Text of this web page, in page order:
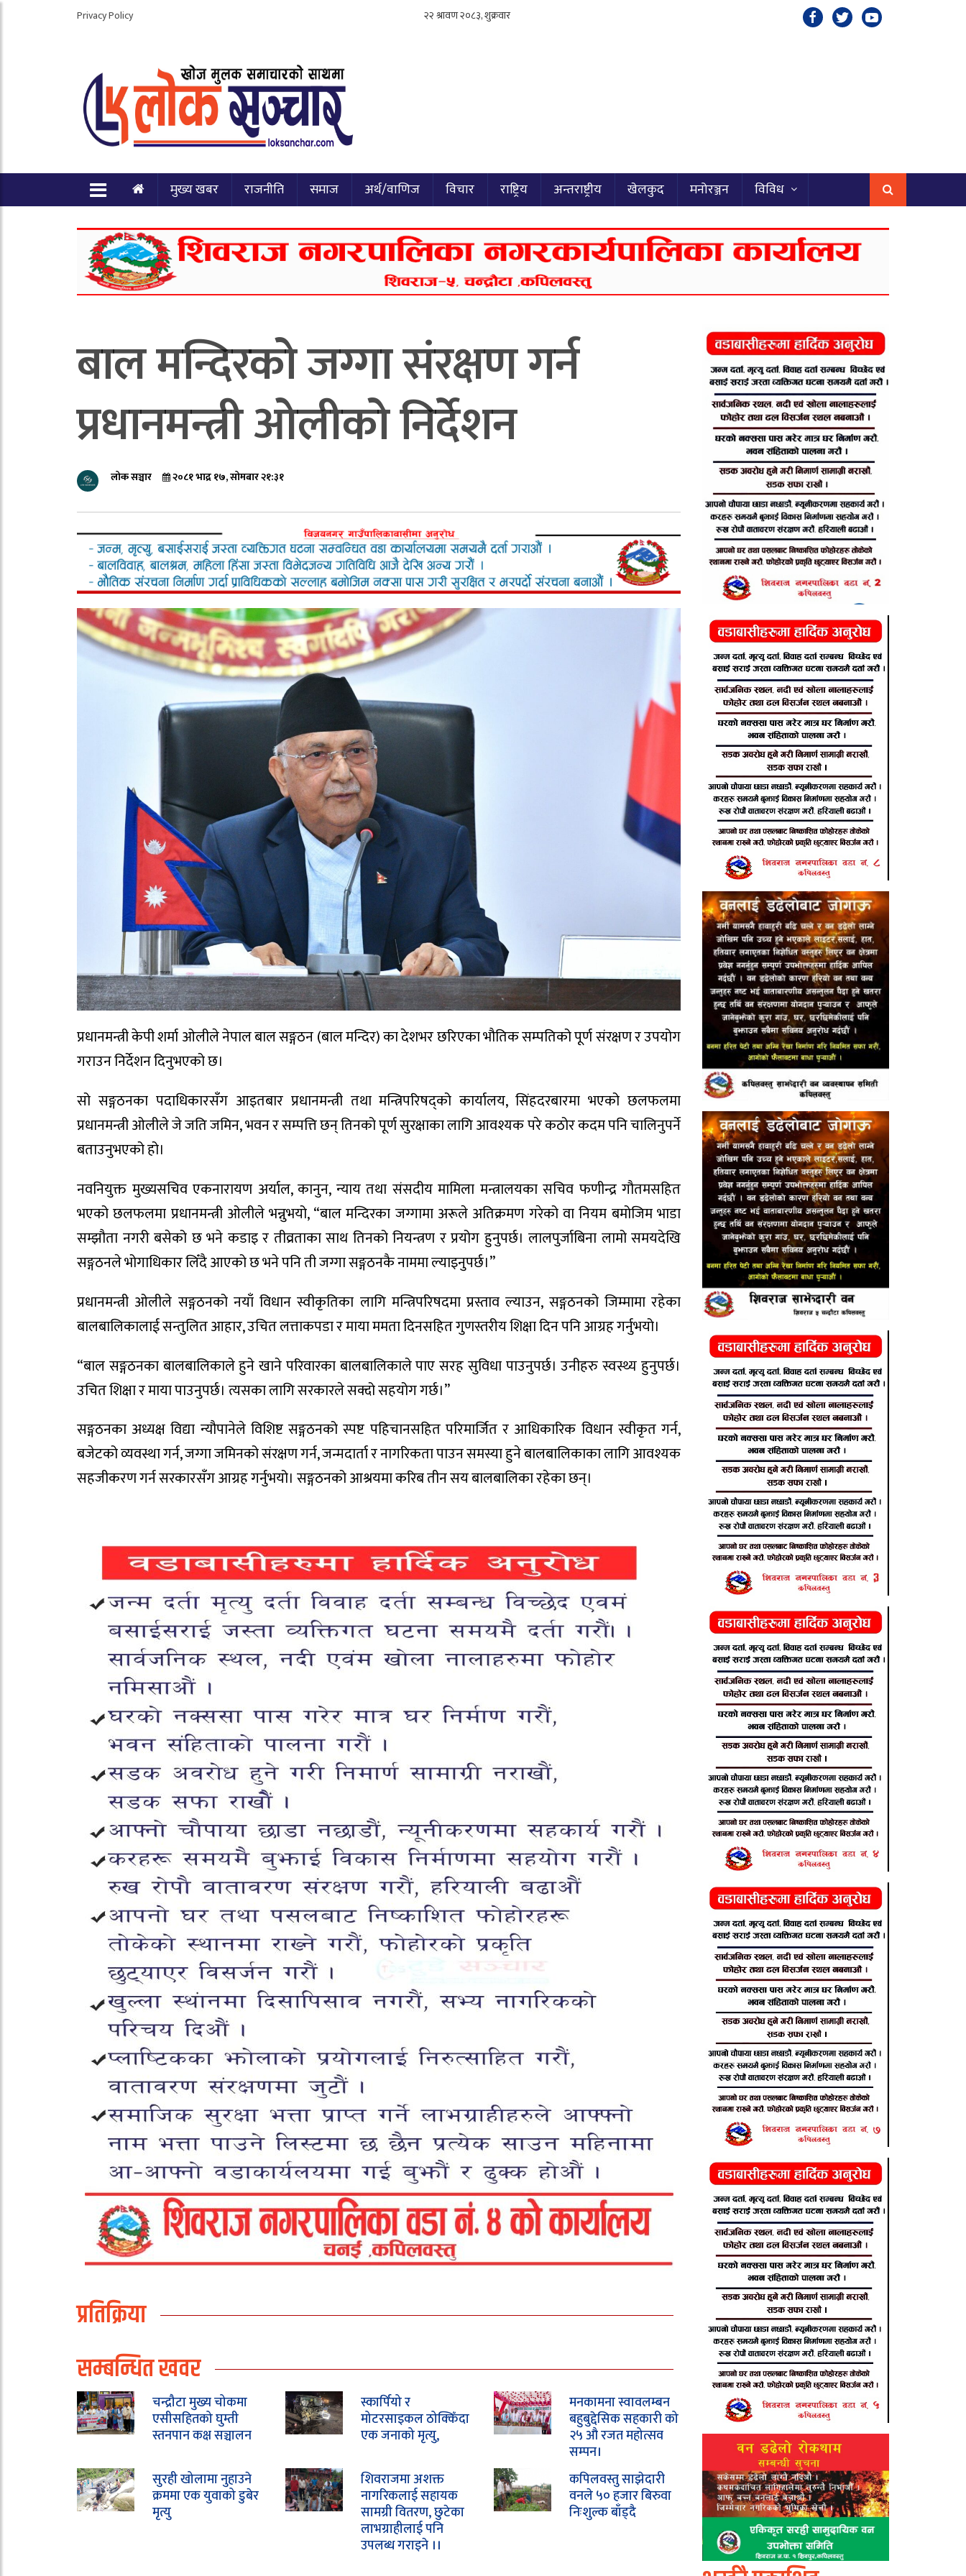
Privacy Policy
मुख्य खबर राजनीति समाज अर्थ/वाणिज विचार राष्ट्रिय अन्तराष्ट्रीय खेलकुद मनोरञ्जन विविध
बाल मन्दिरको जग्गा संरक्षण गर्न
प्रधानमन्त्री ओलीको निर्देशन
लोक सञ्चार २०८१ भाद्र १७, सोमबार २१:३१
प्रधानमन्त्री केपी शर्मा ओलीले नेपाल बाल सङ्गठन (बाल मन्दिर) का देशभर छरिएका भौतिक सम्पतिको पूर्ण संरक्षण र उपयोग
गराउन निर्देशन दिनुभएको छ।
सो सङ्गठनका पदाधिकारसँग आइतबार प्रधानमन्त्री तथा मन्त्रिपरिषद्को कार्यालय, सिंहदरबारमा भएको छलफलमा
प्रधानमन्त्री ओलीले जे जति जमिन, भवन र सम्पत्ति छन् तिनको पूर्ण सुरक्षाका लागि आवश्यक परे कठोर कदम पनि चालिनुपर्ने
बताउनुभएको हो।
नवनियुक्त मुख्यसचिव एकनारायण अर्याल, कानुन, न्याय तथा संसदीय मामिला मन्त्रालयका सचिव फणीन्द्र गौतमसहित
भएको छलफलमा प्रधानमन्त्री ओलीले भन्नुभयो, “बाल मन्दिरका जग्गामा अरूले अतिक्रमण गरेको वा नियम बमोजिम भाडा
सम्झौता नगरी बसेको छ भने कडाइ र तीव्रताका साथ तिनको नियन्त्रण र प्रयोग हुनुपर्छ। लालपुर्जाबिना लामो समयदेखि
सङ्गठनले भोगाधिकार लिँदै आएको छ भने पनि ती जग्गा सङ्गठनकै नाममा ल्याइनुपर्छ।’’
प्रधानमन्त्री ओलीले सङ्गठनको नयाँ विधान स्वीकृतिका लागि मन्त्रिपरिषदमा प्रस्ताव ल्याउन, सङ्गठनको जिम्मामा रहेका
बालबालिकालाई सन्तुलित आहार, उचित लत्ताकपडा र माया ममता दिनसहित गुणस्तरीय शिक्षा दिन पनि आग्रह गर्नुभयो।
“बाल सङ्गठनका बालबालिकाले हुने खाने परिवारका बालबालिकाले पाए सरह सुविधा पाउनुपर्छ। उनीहरु स्वस्थ्य हुनुपर्छ।
उचित शिक्षा र माया पाउनुपर्छ। त्यसका लागि सरकारले सक्दो सहयोग गर्छ।’’
सङ्गठनका अध्यक्ष विद्या न्यौपानेले विशिष्ट सङ्गठनको स्पष्ट पहिचानसहित परिमार्जित र आधिकारिक विधान स्वीकृत गर्न,
बजेटको व्यवस्था गर्न, जग्गा जमिनको संरक्षण गर्न, जन्मदार्ता र नागरिकता पाउन समस्या हुने बालबालिकाका लागि आवश्यक
सहजीकरण गर्न सरकारसँग आग्रह गर्नुभयो। सङ्गठनको आश्रयमा करिब तीन सय बालबालिका रहेका छन्।
प्रतिक्रिया
सम्बन्धित खवर
चन्द्रौटा मुख्य चोकमा
एसीसहितको घुम्ती
स्तनपान कक्ष सञ्चालन
स्कार्पियो र
मोटरसाइकल ठोक्किँदा
एक जनाको मृत्यु,
मनकामना स्वावलम्बन
बहुबुद्देसिक सहकारी को
२५ औ रजत महोत्सव
सम्पन।
सुरही खोलामा नुहाउने
क्रममा एक युवाको डुबेर
मृत्यु
शिवराजमा अशक्त
नागरिकलाई सहायक
सामग्री वितरण, छुटेका
लाभग्राहीलाई पनि
उपलब्ध गराइने ।।
कपिलवस्तु साझेदारी
वनले ५० हजार बिरुवा
निःशुल्क बाँड्दै